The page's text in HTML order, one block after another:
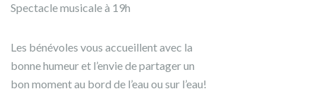
Spectacle musicale à 19h
Les bénévoles vous accueillent avec la
bonne humeur et l’envie de partager un
bon moment au bord de l’eau ou sur l’eau!